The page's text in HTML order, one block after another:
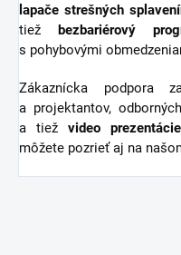
lapače strešných
tiež bezbariérový
s pohybovými
Zákaznícka podpora
a projektantov,
a tiežvideo prezentácie
môžete pozrieť aj na